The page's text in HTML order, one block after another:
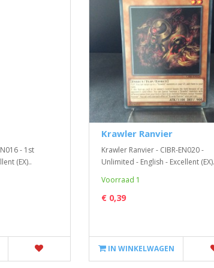
- 1st
(EX)..
Krawler Ranvier
Krawler Ranvier - CIBR-EN020 -
Unlimited - English - Excellent
Voorraad 1
€ 0,39
IN WINKELWAGEN